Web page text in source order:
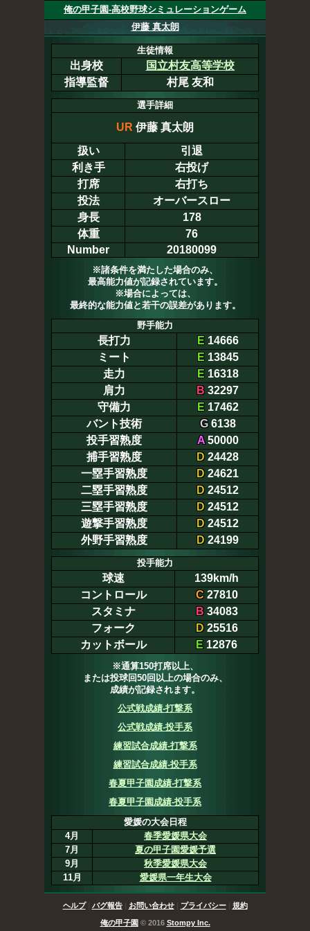
俺の甲子園-高校野球シミュレーションゲーム
伊藤 真太朗
生徒情報
出身校
国立村友高等学校
指導監督
村尾 友和
選手詳細
UR 伊藤 真太朗
扱い
引退
利き手
右投げ
打席
右打ち
投法
オーバースロー
身長
178
体重
76
Number
20180099
※諸条件を満たした場合のみ、
最高能力値が記録されています。
※場合によっては、
最終的な能力値と若干の誤差があります。
野手能力
長打力 E14666
ミート
E13845
走力
E16318
肩力
B 32297
守備力
E17462
バント技術
G6138
投手習熟度
A50000
捕手習熟度
D 24428
一塁手習熟度
D 24621
二塁手習熟度
D 24512
三塁手習熟度
D 24512
遊撃手習熟度
D 24512
外野手習熟度
D 24199
投手能力
球速
139km/h
コントロール
C27810
スタミナ
B34083
フォーク
D25516
カットボール
E 12876
※通算150打席以上、
または投球回50回以上の場合のみ、
成績が記録されます。
公式戦成績-打撃系
公式戦成績-投手系
練習試合成績-打撃系
練習試合成績-投手系
春夏甲子園成績-打撃系
春夏甲子園成績-投手系
愛媛の大会日程
4月
春季愛媛県大会
7月
夏の甲子園愛媛予選
9月
秋季愛媛県大会
11月
愛媛県一年生大会
ヘルプ| バグ報告| お問い合わせ| プライバシー| 規約
俺の甲子園 © 2016 Stompy Inc.